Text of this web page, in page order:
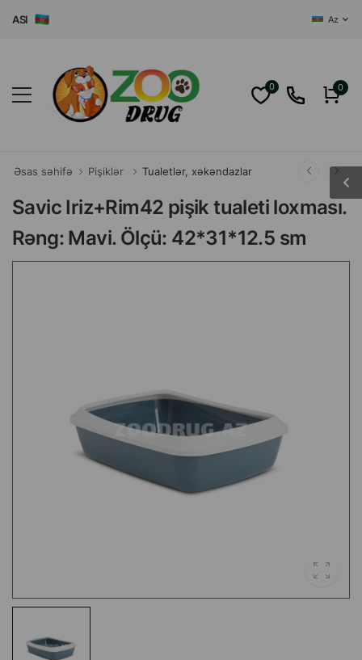
Az
0 0
Əsas səhifə Pişiklər Tualetlər, xəkəndazlar
Savic Iriz+Rim42 pişik tualeti loxması.
Rəng: Mavi. Ölçü: 42*31*12.5 sm